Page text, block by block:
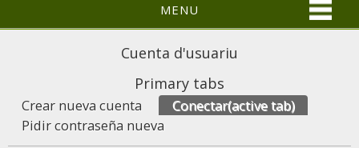
MENU
Cuenta d'usuariu
Primary tabs
Crear nueva cuenta Conectar(active tab)
Pidir contraseña nueva